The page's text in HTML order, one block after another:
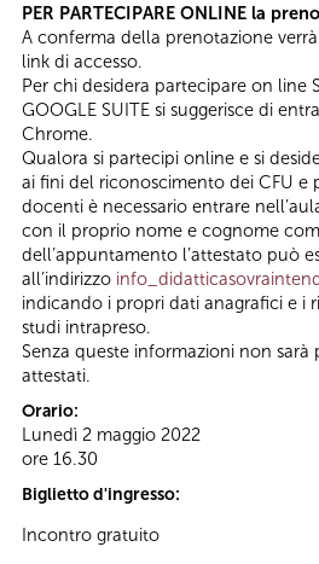
PER PARTECIPARE ONLINE la
A conferma della prenotazione
link di accesso.
Per chi desidera partecipare on line
GOOGLE SUITE si suggerisce di
Chrome.
Qualora si partecipi online e si
ai fini del riconoscimento dei CFU e
docenti è necessario entrare
con il proprio nome e cognome
dell’appuntamento l’attestato può
all’indirizzo
indicando i propri dati anagrafici e i
studi intrapreso.
Senza queste informazioni non sarà
attestati.
Orario:
Lunedì 2 maggio 2022
ore 16.30
Biglietto d'ingresso:
Incontro gratuito